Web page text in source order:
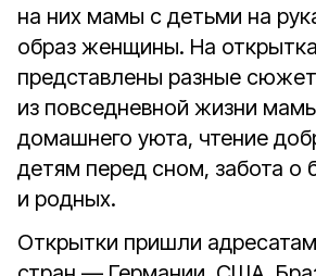
на них мамы с детьми на
образ женщины. На
представлены разные
из повседневной жизни
домашнего уюта, чтение
детям перед сном, забота о
и родных.
Открытки пришли